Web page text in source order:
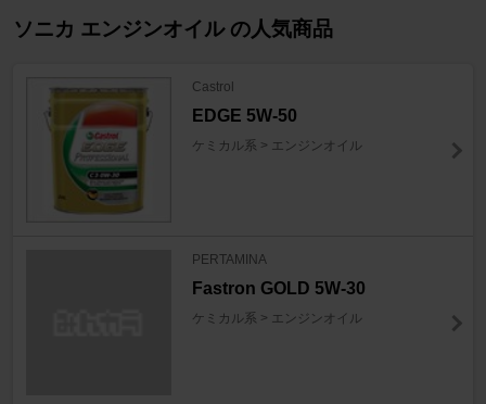
ソニカ エンジンオイル の人気商品
Castrol
EDGE 5W-50
ケミカル系 > エンジンオイル
PERTAMINA
Fastron GOLD 5W-30
ケミカル系 > エンジンオイル